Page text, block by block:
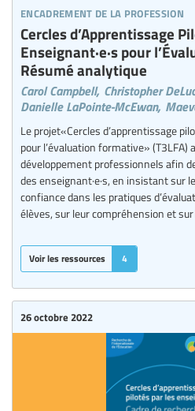
encadrement de la profession
Cercles d’Apprentissage
Enseignant·e·s pour
Résumé analytique
Carol Campbell, Christopher
Danielle LaPointe-McEwan,
Le projet«Cercles d’apprentissage
pour l’évaluation formative» (T3LFA)
développement professionnels afin
des enseignant·e·s, en insistant sur
confiance dans les pratiques
élèves, sur leur compréhension et sur
Voir les ressources 4
26 octobre 2022